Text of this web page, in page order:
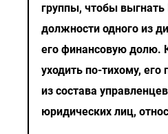
группы, чтобы выгнать
должности одного из
его финансовую долю.
уходить по-тихому,
из состава
юридических лиц,